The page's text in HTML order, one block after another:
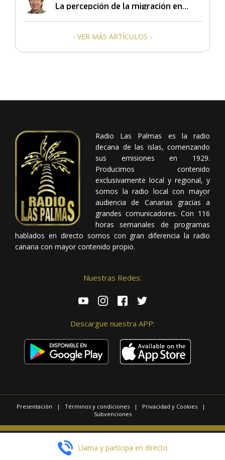
La percepción de la migración en
- VER MÁS ARTÍCULOS -
Radio Las Palmas es la radio
decana de las islas, comenzando
sus emisiones en 1929.
Producimos contenido
exclusivamente local y regional, y
somos la radio local con mayor
audiencia de Canarias gracias a
grandes comunicadores. Con 116
horas semanales de programas
hablados en directo somos con gran diferencia la radio
canaria con mayor contenido propio.
Nuestras Redes:
Descargue nuestra APP:
Presentación | Términos y condiciones | Privacidad y Cookies |
Subvenciones
Página realizada porWeb Las Palmas
Llama y participa en directo